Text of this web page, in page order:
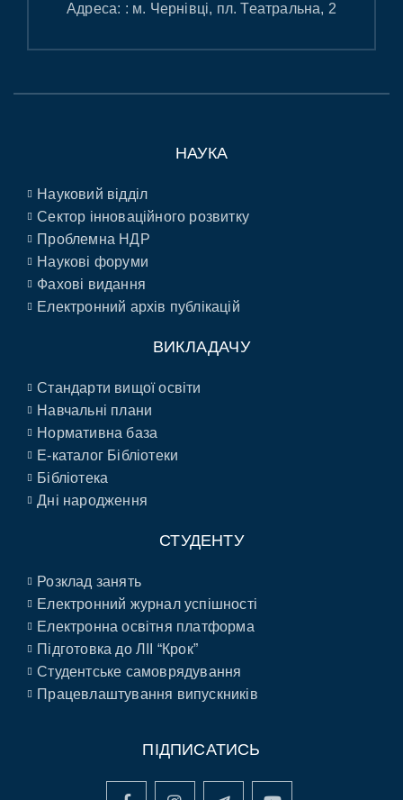
Адреса: : м. Чернівці, пл. Театральна, 2
НАУКА
Науковий відділ
Сектор інноваційного розвитку
Проблемна НДР
Наукові форуми
Фахові видання
Електронний архів публікацій
ВИКЛАДАЧУ
Стандарти вищої освіти
Навчальні плани
Нормативна база
E-каталог Бібліотеки
Бібліотека
Дні народження
СТУДЕНТУ
Розклад занять
Електронний журнал успішності
Електронна освітня платформа
Підготовка до ЛІІ “Крок”
Студентське самоврядування
Працевлаштування випускників
ПІДПИСАТИСЬ